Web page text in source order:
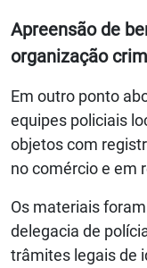
Apreensão de
organização
Em outro ponto
equipes policiais
objetos com
no comércio e em
Os materiais
delegacia de
trâmites legais de